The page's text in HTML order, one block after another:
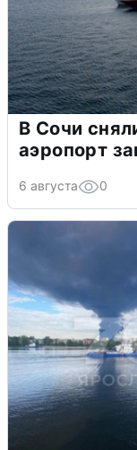
В Сочи
аэропорт
6 августа 0